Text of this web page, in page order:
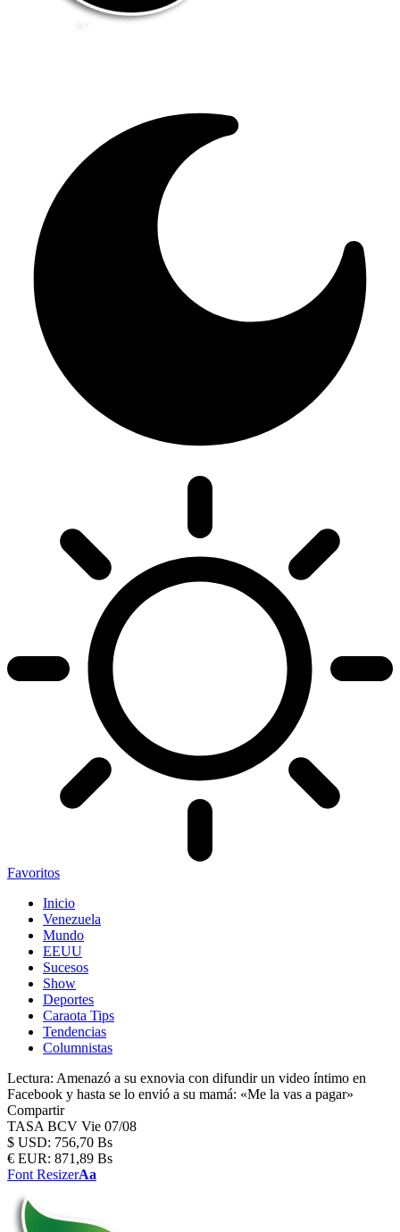
Favoritos
Inicio
Venezuela
Mundo
EEUU
Sucesos
Show
Deportes
Caraota Tips
Tendencias
Columnistas
Lectura: Amenazó a su exnovia con difundir un video íntimo en
Facebook y hasta se lo envió a su mamá: «Me la vas a pagar»
Compartir
TASA BCV Vie 07/08
$ USD: 756,70 Bs
€ EUR: 871,89 Bs
Font ResizerAa